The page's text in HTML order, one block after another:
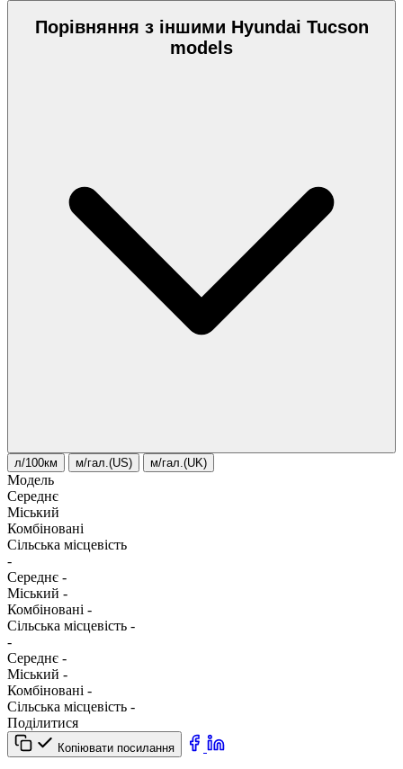
Порівняння з іншими Hyundai Tucson
models
л/100км м/гал.(US) м/гал.(UK)
Модель
Середнє
Міський
Комбіновані
Сільська місцевість
-
Середнє -
Міський -
Комбіновані -
Сільська місцевість -
-
Середнє -
Міський -
Комбіновані -
Сільська місцевість -
Поділитися
Копіювати посилання